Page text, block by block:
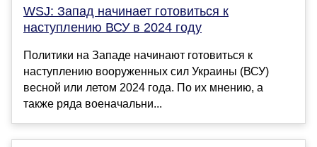
WSJ: Запад начинает готовиться к
наступлению ВСУ в 2024 году
Политики на Западе начинают готовиться к
наступлению вооруженных сил Украины (ВСУ)
весной или летом 2024 года. По их мнению, а
также ряда военачальни...